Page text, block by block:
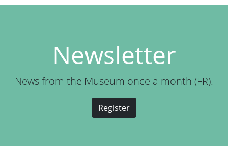
Newsletter
News from the Museum once a month (FR).
Register